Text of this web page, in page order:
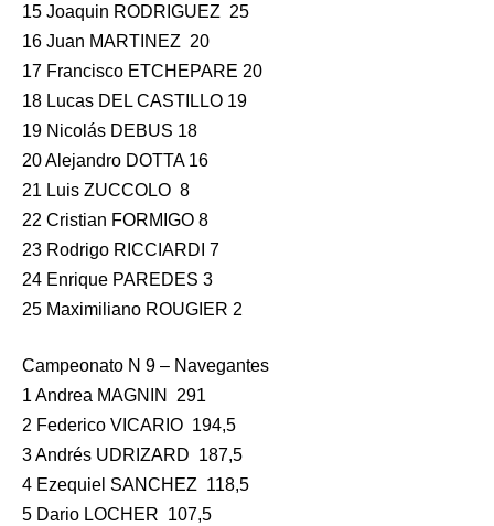
15 Joaquin RODRIGUEZ 25
16 Juan MARTINEZ 20
17 Francisco ETCHEPARE 20
18 Lucas DEL CASTILLO 19
19 Nicolás DEBUS 18
20 Alejandro DOTTA 16
21 Luis ZUCCOLO 8
22 Cristian FORMIGO 8
23 Rodrigo RICCIARDI 7
24 Enrique PAREDES 3
25 Maximiliano ROUGIER 2
Campeonato N 9 – Navegantes
1 Andrea MAGNIN 291
2 Federico VICARIO 194,5
3 Andrés UDRIZARD 187,5
4 Ezequiel SANCHEZ 118,5
5 Dario LOCHER 107,5